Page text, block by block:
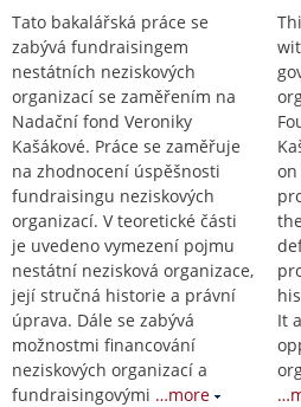
Tato bakalářská práce se
zabývá fundraisingem
nestátních neziskových
organizací se zaměřením na
Nadační fond Veroniky
Kašákové. Práce se zaměřuje
na zhodnocení úspěšnosti
fundraisingu neziskových
organizací. V teoretické části
je uvedeno vymezení pojmu
nestátní nezisková organizace,
její stručná historie a právní
úprava. Dále se zabývá
možnostmi financování
neziskových organizací a
fundraisingovými …more
It